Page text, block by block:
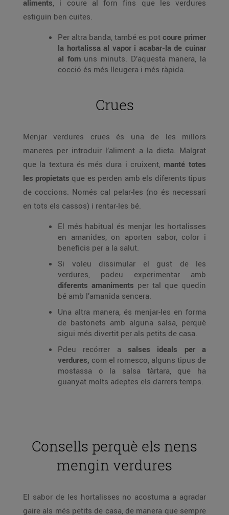
aliments, i coure al forn fins que les verdures
estiguin ben cuites.
Per altra banda, també es pot coure primer
la hortalissa al vapor i acabar-la de cuinar
al forn uns minuts. D’aquesta manera, la
cocció és més lleugera i més ràpida.
Crues
Menjar verdures crues és una de les millors
maneres per introduir l’aliment a la dieta. Malgrat
que la textura és més dura i cruixent, manté totes
les propietats que es perden amb els diferents tipus
de coccions. Només cal pelar-les (no és necessari
en tots els cassos) i rentar-les bé.
El més habitual és menjar les hortalisses
en amanides, on aporten sabor, color i
beneficis per a la salut.
Si voleu dissimular el gust de les
verdures, podeu experimentar amb
diferents amaniments per tal que quedin
bé amb l’amanida sencera.
Una altra manera, és menjar-les en forma
de bastonets amb alguna salsa, perquè
sigui més divertit per als petits de casa.
Pdeu recórrer a salses ideals per a
verdures, com el romesco, alguns tipus de
mostassa o la salsa tàrtara, que ha
guanyat molts adeptes els darrers temps.
Consells perquè els nens
mengin verdures
El sabor de les hortalisses no acostuma a agradar
gaire als més petits de casa, de manera que sempre